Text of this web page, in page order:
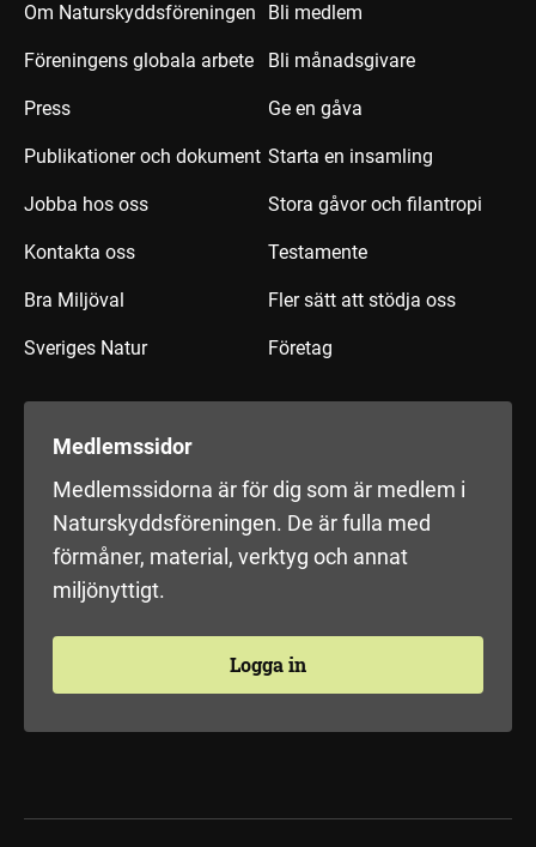
Om Naturskyddsföreningen
Föreningens globala arbete
Press
Publikationer och dokument
Jobba hos oss
Kontakta oss
Bra Miljöval
Sveriges Natur
Bli medlem
Bli månadsgivare
Ge en gåva
Starta en insamling
Stora gåvor och filantropi
Testamente
Fler sätt att stödja oss
Företag
Medlemssidor
Medlemssidorna är för dig som är medlem i
Naturskyddsföreningen. De är fulla med
förmåner, material, verktyg och annat
miljönyttigt.
Logga in